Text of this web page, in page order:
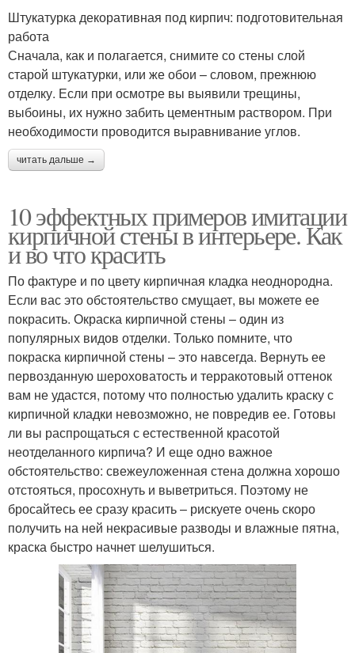
Штукатурка декоративная под кирпич: подготовительная
работа
Сначала, как и полагается, снимите со стены слой
старой штукатурки, или же обои – словом, прежнюю
отделку. Если при осмотре вы выявили трещины,
выбоины, их нужно забить цементным раствором. При
необходимости проводится выравнивание углов.
читать дальше →
10 эффектных примеров имитации
кирпичной стены в интерьере. Как
и во что красить
По фактуре и по цвету кирпичная кладка неоднородна.
Если вас это обстоятельство смущает, вы можете ее
покрасить. Окраска кирпичной стены – один из
популярных видов отделки. Только помните, что
покраска кирпичной стены – это навсегда. Вернуть ее
первозданную шероховатость и терракотовый оттенок
вам не удастся, потому что полностью удалить краску с
кирпичной кладки невозможно, не повредив ее. Готовы
ли вы распрощаться с естественной красотой
неотделанного кирпича? И еще одно важное
обстоятельство: свежеуложенная стена должна хорошо
отстояться, просохнуть и выветриться. Поэтому не
бросайтесь ее сразу красить – рискуете очень скоро
получить на ней некрасивые разводы и влажные пятна,
краска быстро начнет шелушиться.